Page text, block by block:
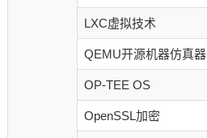
LXC虚拟技术
QEMU开源机器仿真器
OP-TEE OS
OpenSSL加密